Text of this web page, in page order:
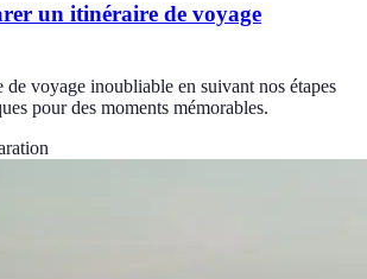
un itinéraire de voyage
de voyage inoubliable en suivant nos étapes
pour des moments mémorables.